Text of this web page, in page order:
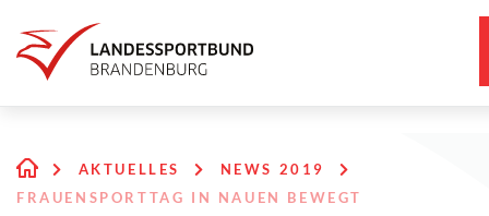
AKTUELLES
NEWS 2019
FRAUENSPORTTAG IN NAUEN BEWEGT